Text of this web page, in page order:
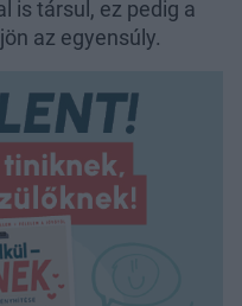
is társul, ez pedig a
az egyensúly.